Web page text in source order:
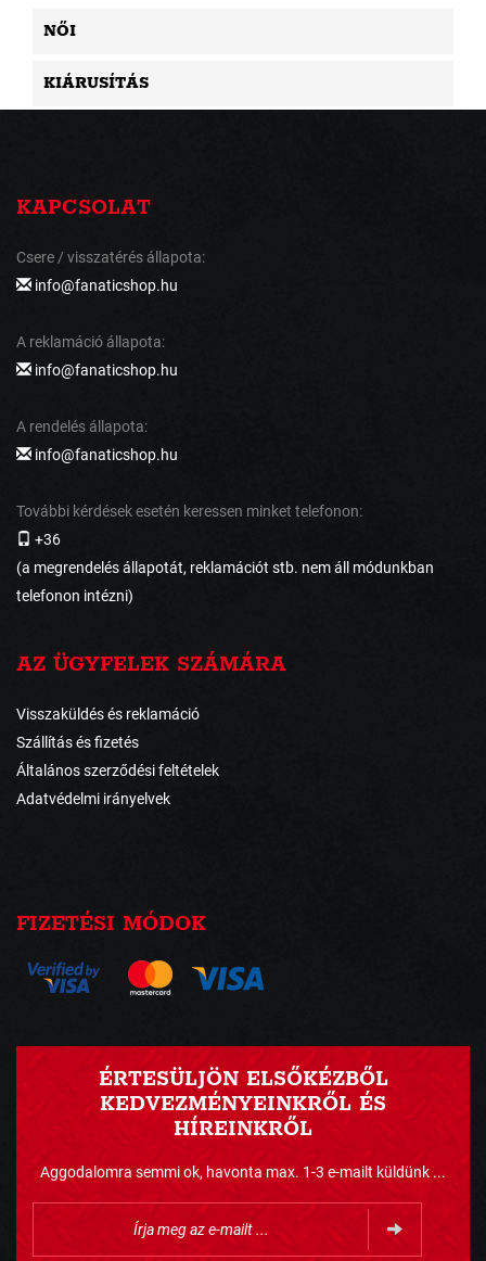
NŐI
KIÁRUSÍTÁS
KAPCSOLAT
Csere / visszatérés állapota:
info@fanaticshop.hu
A reklamáció állapota:
info@fanaticshop.hu
A rendelés állapota:
info@fanaticshop.hu
További kérdések esetén keressen minket telefonon:
+36
(a megrendelés állapotát, reklamációt stb. nem áll módunkban
telefonon intézni)
AZ ÜGYFELEK SZÁMÁRA
Visszaküldés és reklamáció
Szállítás és fizetés
Általános szerződési feltételek
Adatvédelmi irányelvek
FIZETÉSI MÓDOK
ÉRTESÜLJÖN ELSŐKÉZBŐL
KEDVEZMÉNYEINKRŐL ÉS
HÍREINKRŐL
Aggodalomra semmi ok, havonta max. 1-3 e-mailt küldünk ...